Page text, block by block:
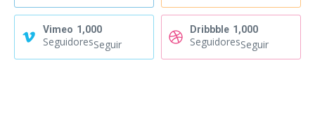
Vimeo 1,000
SeguidoresSeguir
Dribbble 1,000
SeguidoresSeguir